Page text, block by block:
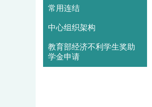
常用连结
中心组织架构
教育部经济不利学生奖助
学金申请